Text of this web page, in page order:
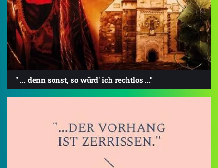
" ... denn sonst, so würd' ich rechtlos ..."